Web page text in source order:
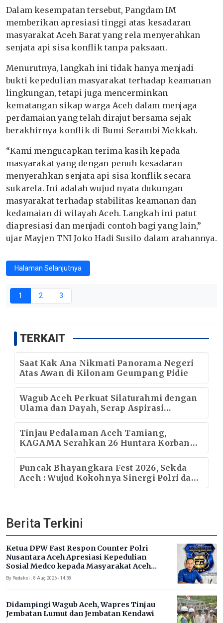
Dalam kesempatan tersebut, Pangdam IM
memberikan apresiasi tinggi atas kesadaran
masyarakat Aceh Barat yang rela menyerahkan
senjata api sisa konflik tanpa paksaan.
Menurutnya, langkah ini tidak hanya menjadi
bukti kepedulian masyarakat terhadap keamanan
lingkungan, tetapi juga mencerminkan
kematangan sikap warga Aceh dalam menjaga
perdamaian yang telah dirajut bersama sejak
berakhirnya konflik di Bumi Serambi Mekkah.
“Kami mengucapkan terima kasih kepada
masyarakat yang dengan penuh kesadaran
menyerahkan senjata api sisa konflik secara
sukarela. Ini adalah wujud nyata dukungan
masyarakat terhadap stabilitas keamanan dan
kedamaian di wilayah Aceh. Langkah ini patut
diapresiasi dan menjadi contoh bagi yang lain,”
ujar Mayjen TNI Joko Hadi Susilo dalam arahannya.
Halaman Selanjutnya
1 2 3
TERKAIT
Saat Kak Ana Nikmati Panorama Negeri
Atas Awan di Kilonam Geumpang Pidie
Wagub Aceh Perkuat Silaturahmi dengan
Ulama dan Dayah, Serap Aspirasi
Masyarakat di Aceh Selatan
Tinjau Pedalaman Aceh Tamiang,
KAGAMA Serahkan 26 Huntara Korban
Bencana Hidrometeorologi
Puncak Bhayangkara Fest 2026, Sekda
Aceh : Wujud Kokohnya Sinergi Polri dan
Masyarakat
Berita Terkini
Ketua DPW Fast Respon Counter Polri
Nusantara Aceh Apresiasi Kepedulian
Sosial Medco kepada Masyarakat Aceh
Timur
By Redaksi . 8 Aug 2026 - 14:38
Didampingi Wagub Aceh, Wapres Tinjau
Jembatan Lumut dan Jembatan Kendawi